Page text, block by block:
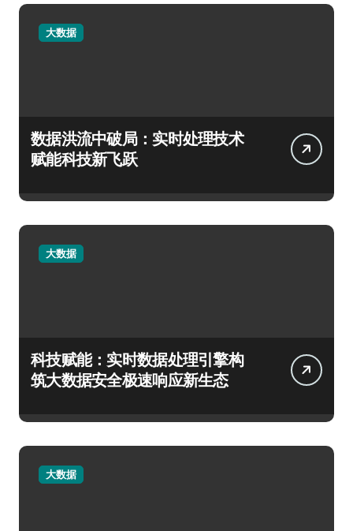
大数据
数据洪流中破局：实时处理技术
赋能科技新飞跃
大数据
科技赋能：实时数据处理引擎构
筑大数据安全极速响应新生态
大数据